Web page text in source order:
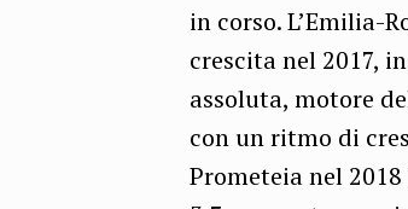
in corso. L’Emilia-
crescita nel 2017,
assoluta, motore
con un ritmo di
Prometeia nel